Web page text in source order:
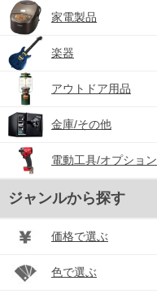
家電製品
楽器
アウトドア用品
金庫/その他
電動工具/オプション
ジャンルから探す
価格で選ぶ
色で選ぶ